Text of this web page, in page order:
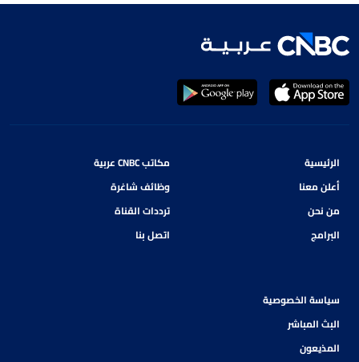
الرئيسية
أعلن معنا
من نحن
البرامج
مكاتب CNBC عربية
وظائف شاغرة
ترددات القناة
اتصل بنا
سياسة الخصوصية
البث المباشر
المذيعون